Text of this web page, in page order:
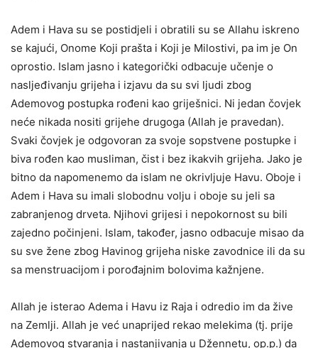
Adem i Hava su se postidjeli i obratili su se Allahu iskreno
se kajući, Onome Koji prašta i Koji je Milostivi, pa im je On
oprostio. Islam jasno i kategorički odbacuje učenje o
nasljeđivanju grijeha i izjavu da su svi ljudi zbog
Ademovog postupka rođeni kao griješnici. Ni jedan čovjek
neće nikada nositi grijehe drugoga (Allah je pravedan).
Svaki čovjek je odgovoran za svoje sopstvene postupke i
biva rođen kao musliman, čist i bez ikakvih grijeha. Jako je
bitno da napomenemo da islam ne okrivljuje Havu. Oboje i
Adem i Hava su imali slobodnu volju i oboje su jeli sa
zabranjenog drveta. Njihovi grijesi i nepokornost su bili
zajedno počinjeni. Islam, također, jasno odbacuje misao da
su sve žene zbog Havinog grijeha niske zavodnice ili da su
sa menstruacijom i porođajnim bolovima kažnjene.
Allah je isterao Adema i Havu iz Raja i odredio im da žive
na Zemlji. Allah je već unaprijed rekao melekima (tj. prije
Ademovog stvaranja i nastanjivanja u Džennetu, op.p.) da